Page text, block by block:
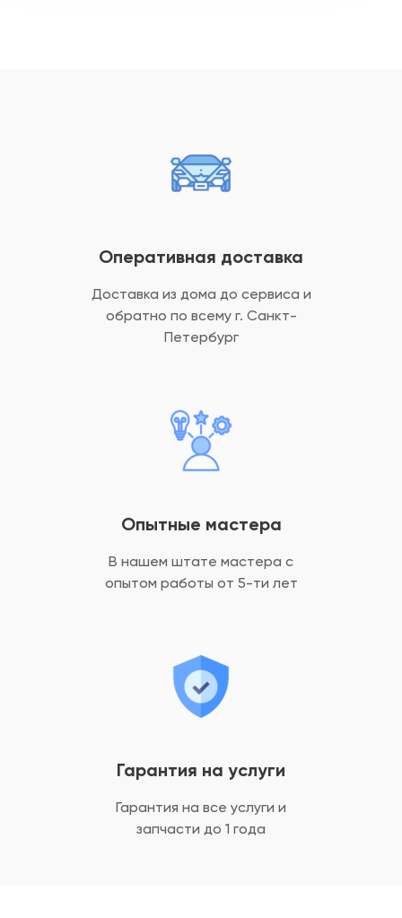
Оперативная доставка
Доставка из дома до сервиса и
обратно по всему г. Санкт-
Петербург
Гарантия на услуги
Гарантия на все услуги и
запчасти до 1 года
Опытные мастера
В нашем штате мастера с
опытом работы от 5-ти лет